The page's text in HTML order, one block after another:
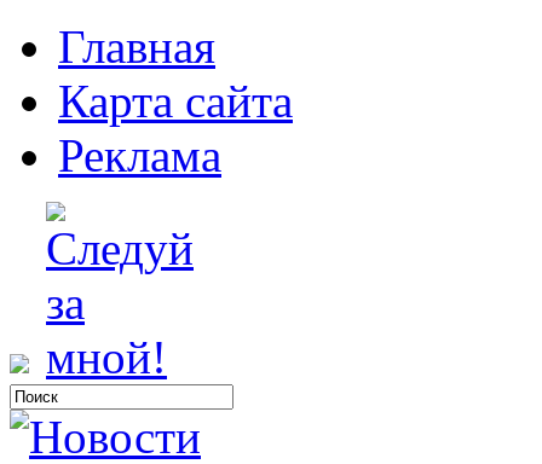
Главная
Карта сайта
Реклама